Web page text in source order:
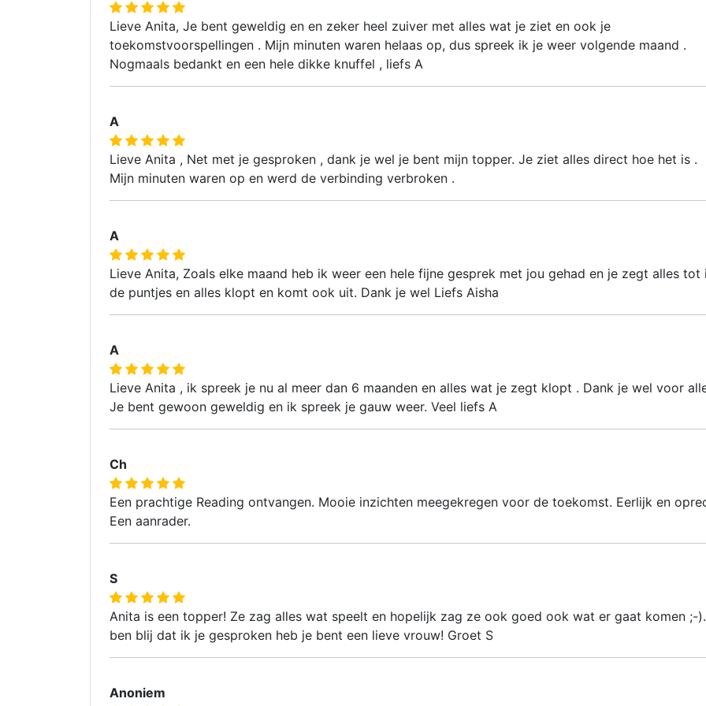
Lieve Anita, Je bent geweldig en en zeker heel zuiver met alles wat je ziet en ook je
toekomstvoorspellingen . Mijn minuten waren helaas op, dus spreek ik je weer volgende maand .
Nogmaals bedankt en een hele dikke knuffel , liefs A
A
Lieve Anita , Net met je gesproken , dank je wel je bent mijn topper. Je ziet alles direct hoe het is .
Mijn minuten waren op en werd de verbinding verbroken .
A
Lieve Anita, Zoals elke maand heb ik weer een hele fijne gesprek met jou gehad en je zegt alles tot
de puntjes en alles klopt en komt ook uit. Dank je wel Liefs Aisha
A
Lieve Anita , ik spreek je nu al meer dan 6 maanden en alles wat je zegt klopt . Dank je wel voor
Je bent gewoon geweldig en ik spreek je gauw weer. Veel liefs A
Ch
Een prachtige Reading ontvangen. Mooie inzichten meegekregen voor de toekomst. Eerlijk en
Een aanrader.
S
Anita is een topper! Ze zag alles wat speelt en hopelijk zag ze ook goed ook wat er gaat komen ;-
ben blij dat ik je gesproken heb je bent een lieve vrouw! Groet S
Anoniem